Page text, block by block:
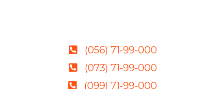
(056) 71-99-000
(073) 71-99-000
(099) 71-99-000